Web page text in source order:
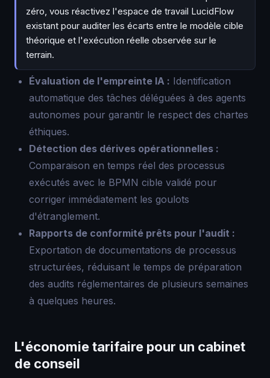
zéro, vous réactivez l'espace de travail LucidFlow
existant pour auditer les écarts entre le modèle cible
théorique et l'exécution réelle observée sur le
terrain.
Évaluation de l'empreinte IA : Identification
automatique des tâches déléguées à des agents
autonomes pour garantir le respect des chartes
éthiques.
Détection des dérives opérationnelles :
Comparaison en temps réel des processus
exécutés avec le BPMN cible validé pour
corriger immédiatement les goulots
d'étranglement.
Rapports de conformité prêts pour l'audit :
Exportation de documentations de processus
structurées, réduisant le temps de préparation
des audits réglementaires de plusieurs semaines
à quelques heures.
L'économie tarifaire pour un cabinet
de conseil